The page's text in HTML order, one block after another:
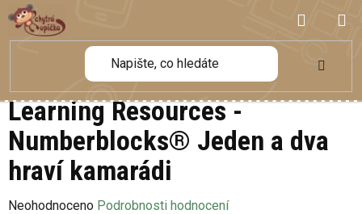
Přejít
na
obsah
KOŠÍK
Learning Resources -
Numberblocks® Jeden a dva
hraví kamarádi
Průměrné
Neohodnoceno Podrobnosti hodnocení